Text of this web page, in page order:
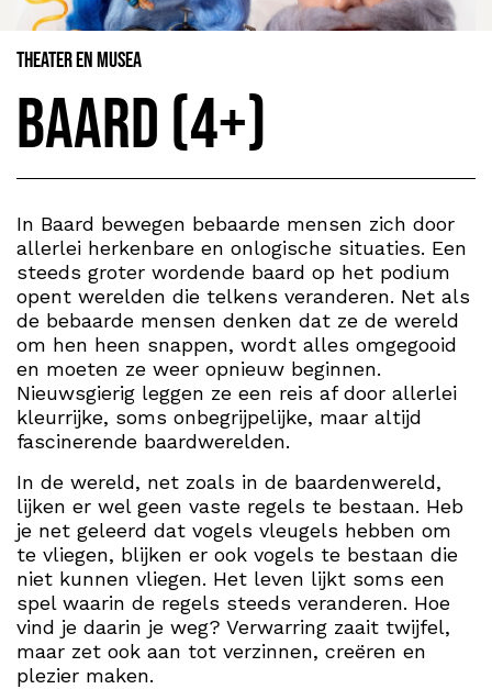
Theater en Musea
Baard (4+)
In Baard bewegen bebaarde mensen zich door
allerlei herkenbare en onlogische situaties. Een
steeds groter wordende baard op het podium
opent werelden die telkens veranderen. Net als
de bebaarde mensen denken dat ze de wereld
om hen heen snappen, wordt alles omgegooid
en moeten ze weer opnieuw beginnen.
Nieuwsgierig leggen ze een reis af door allerlei
kleurrijke, soms onbegrijpelijke, maar altijd
fascinerende baardwerelden.
In de wereld, net zoals in de baardenwereld,
lijken er wel geen vaste regels te bestaan. Heb
je net geleerd dat vogels vleugels hebben om
te vliegen, blijken er ook vogels te bestaan die
niet kunnen vliegen. Het leven lijkt soms een
spel waarin de regels steeds veranderen. Hoe
vind je daarin je weg? Verwarring zaait twijfel,
maar zet ook aan tot verzinnen, creëren en
plezier maken.